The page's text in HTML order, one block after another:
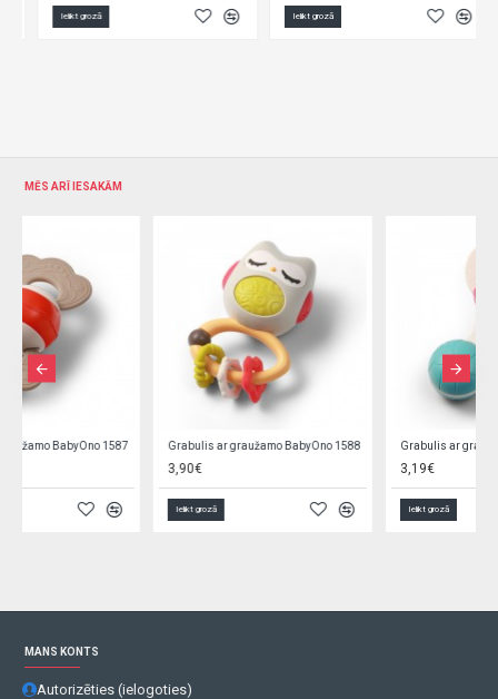
Ielikt grozā Ielikt grozā
MĒS ARĪ IESAKĀM
Grabulis ar graužamo BabyOno 1589
Ielikt grozā
Grabulis ar graužamo BabyOno 1590
Ielikt grozā
MANS KONTS
Autorizēties (ielogoties)